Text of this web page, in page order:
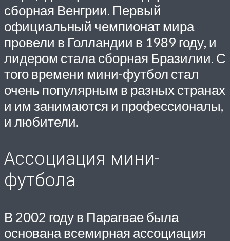
сборная Венгрии. Первый
официальный чемпионат мира
провели в Голландии в 1989 году, и
лидером стала сборная Бразилии. С
того времени мини-футбол стал
очень популярным в разных странах
и им занимаются и профессионалы,
и любители.
Ассоциация мини-
футбола
В 2002 году в Парагвае была
основана всемирная ассоциация